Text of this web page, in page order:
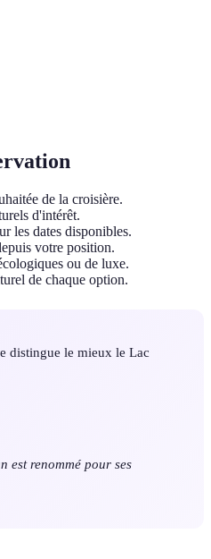
de la croisière.
d'intérêt.
les dates disponibles.
votre position.
ou de luxe.
de chaque option.
distingue le mieux le Lac
est renommé pour ses